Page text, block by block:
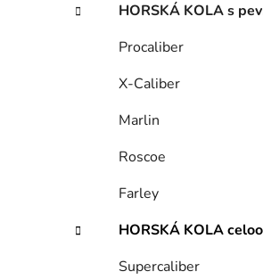
e
HORSKÁ KOLA s
Procaliber
X-Caliber
Marlin
Roscoe
Farley
HORSKÁ KOLA
Supercaliber